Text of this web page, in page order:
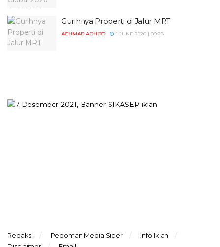
Gurihnya Properti di Jalur MRT
ACHMAD ADHITO 1 JUNE 2026 | 09:28
Redaksi Pedoman Media Siber
Info Iklan